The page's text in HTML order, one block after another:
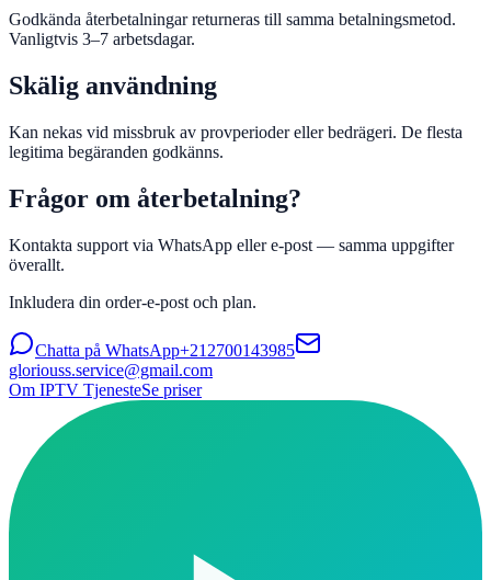
Godkända återbetalningar returneras till samma betalningsmetod.
Vanligtvis 3–7 arbetsdagar.
Skälig användning
Kan nekas vid missbruk av provperioder eller bedrägeri. De flesta
legitima begäranden godkänns.
Frågor om återbetalning?
Kontakta support via WhatsApp eller e-post — samma uppgifter
överallt.
Inkludera din order-e-post och plan.
Chatta på WhatsApp+212700143985
gloriouss.service@gmail.com
Om IPTV TjenesteSe priser